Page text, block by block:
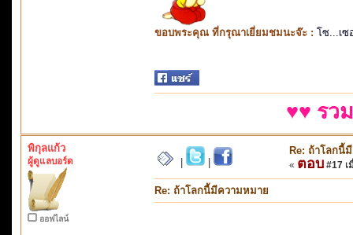
ขอบพระคุณ ที่กรุณาเยี่ยมชมนะจ๊ะ : โซ...เซ
♥♥ รว
พิกุลแก้ว
ผู้ดูแลบอร์ด
ออฟไลน์
Re: ถ้าโลกนี้
« ตอบ #17 เ
Re: ถ้าโลกนี้มีความหมาย